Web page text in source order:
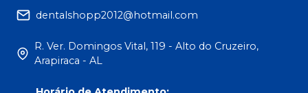
dentalshopp2012@hotmail.com
R. Ver. Domingos Vital, 119 - Alto do Cruzeiro,
Arapiraca - AL